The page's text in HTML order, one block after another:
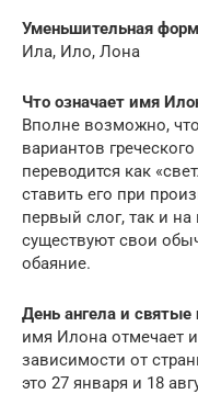
Уменьшительная
Ила, Ило, Лона
Что означает имя
Вполне возможно,
вариантов
переводится как
ставить его при
первый слог, так и
существуют свои
обаяние.
День ангела и
имя Илона отмечает
зависимости от
это 27 января и 18